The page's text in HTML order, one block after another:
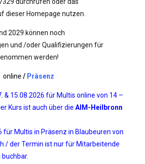
durchrufen oder das
dieser Homepage nutzen.
2029 können noch
und /oder Qualifizierungen für
werden!
online / Präsenz
& 15.08.2026 für Multis online von 14 –
Kurs ist auch über die AIM-Heilbronn
für Multis in Präsenz in Blaubeuren von
/ der Termin ist nur für Mitarbeitende
buchbar.